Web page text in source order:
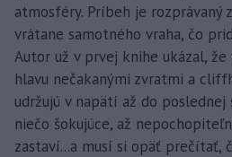
atmosféry. Príbeh je rozprávaný
vrátane samotného vraha, čo
Autor už v prvej knihe ukázal,
hlavu nečakanými zvratmi a
udržujú v napätí až do
niečo šokujúce, až
zastaví...a musí si opäť prečítať,